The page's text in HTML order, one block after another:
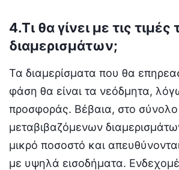
4.Τι θα γίνει με τις
διαμερισμάτων;
Τα διαμερίσματα που θα
φάση θα είναι τα νεόδμητα,
προσφοράς. Βέβαια, στο
μεταβιβαζόμενων
μικρό ποσοστό και
με υψηλά εισοδήματα.